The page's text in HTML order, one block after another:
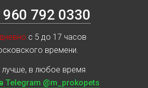
960 792 0330
с 5 до 17 часов
времени.
лучше, в любое время
в Telegram @m_prokopets